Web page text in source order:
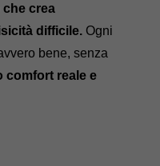
che crea
difficile. Ogni
bene, senza
comfort reale e